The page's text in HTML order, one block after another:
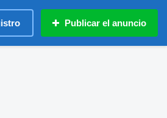
Publicar el anuncio